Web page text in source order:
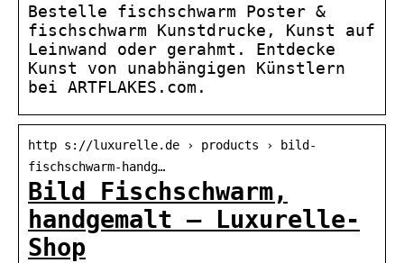
Bestelle fischschwarm Poster &
fischschwarm Kunstdrucke, Kunst auf
Leinwand oder gerahmt. Entdecke
Kunst von unabhängigen Künstlern
bei ARTFLAKES.com.
http s://luxurelle.de › products › bild-
fischschwarm-handg…
Bild Fischschwarm,
handgemalt – Luxurelle-
Shop